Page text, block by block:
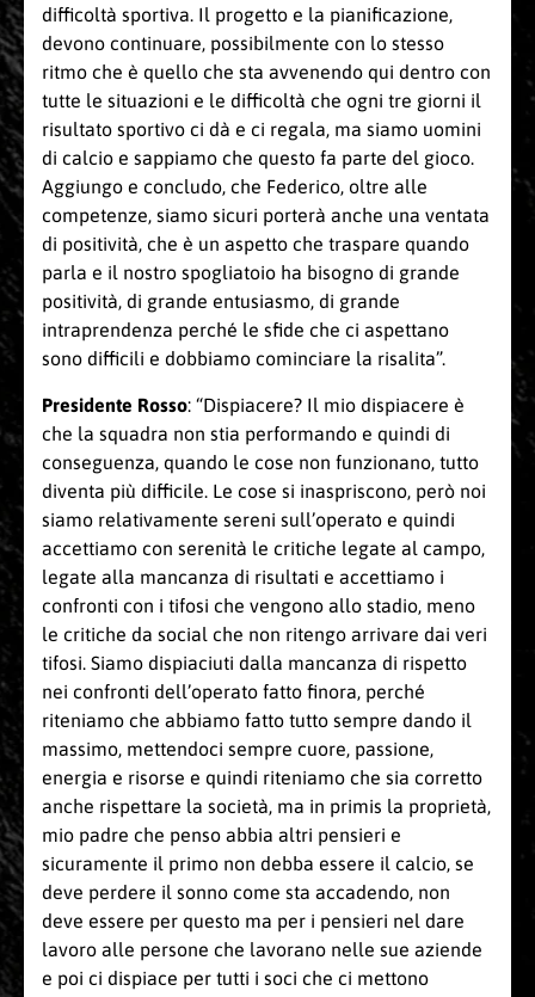
difficoltà sportiva. Il progetto e la pianificazione,
devono continuare, possibilmente con lo stesso
ritmo che è quello che sta avvenendo qui dentro con
tutte le situazioni e le difficoltà che ogni tre giorni il
risultato sportivo ci dà e ci regala, ma siamo uomini
di calcio e sappiamo che questo fa parte del gioco.
Aggiungo e concludo, che Federico, oltre alle
competenze, siamo sicuri porterà anche una ventata
di positività, che è un aspetto che traspare quando
parla e il nostro spogliatoio ha bisogno di grande
positività, di grande entusiasmo, di grande
intraprendenza perché le sfide che ci aspettano
sono difficili e dobbiamo cominciare la risalita”.
Presidente Rosso: “Dispiacere? Il mio dispiacere è
che la squadra non stia performando e quindi di
conseguenza, quando le cose non funzionano, tutto
diventa più difficile. Le cose si inaspriscono, però noi
siamo relativamente sereni sull’operato e quindi
accettiamo con serenità le critiche legate al campo,
legate alla mancanza di risultati e accettiamo i
confronti con i tifosi che vengono allo stadio, meno
le critiche da social che non ritengo arrivare dai veri
tifosi. Siamo dispiaciuti dalla mancanza di rispetto
nei confronti dell’operato fatto finora, perché
riteniamo che abbiamo fatto tutto sempre dando il
massimo, mettendoci sempre cuore, passione,
energia e risorse e quindi riteniamo che sia corretto
anche rispettare la società, ma in primis la proprietà,
mio padre che penso abbia altri pensieri e
sicuramente il primo non debba essere il calcio, se
deve perdere il sonno come sta accadendo, non
deve essere per questo ma per i pensieri nel dare
lavoro alle persone che lavorano nelle sue aziende
e poi ci dispiace per tutti i soci che ci mettono